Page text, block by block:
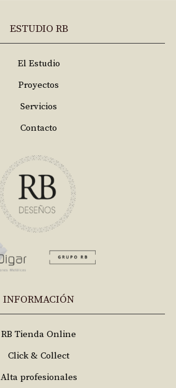
ESTUDIO RB
El Estudio
Proyectos
Servicios
Contacto
INFORMACIÓN
RB Tienda Online
Click & Collect
Alta profesionales